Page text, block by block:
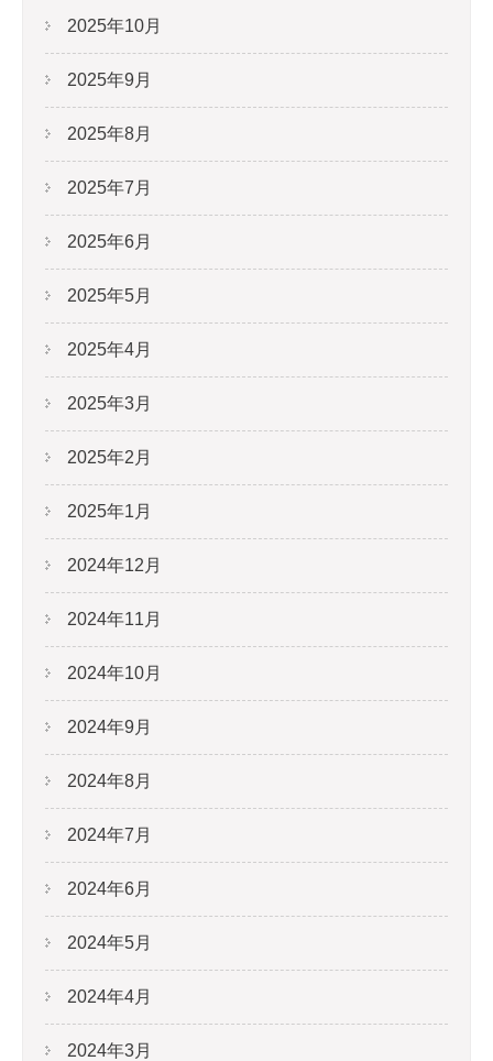
2025年10月
2025年9月
2025年8月
2025年7月
2025年6月
2025年5月
2025年4月
2025年3月
2025年2月
2025年1月
2024年12月
2024年11月
2024年10月
2024年9月
2024年8月
2024年7月
2024年6月
2024年5月
2024年4月
2024年3月